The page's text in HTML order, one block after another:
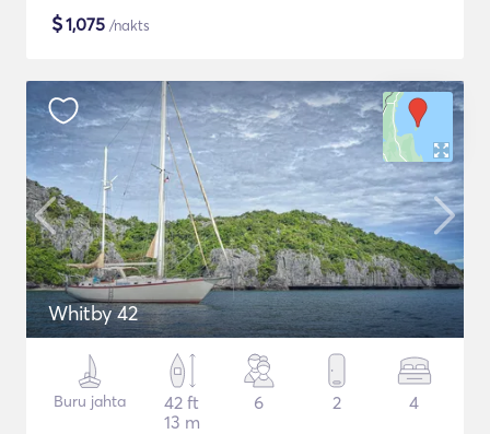
$1,075 /nakts
Whitby 42
Buru jahta
42 ft
13 m
6 2 4